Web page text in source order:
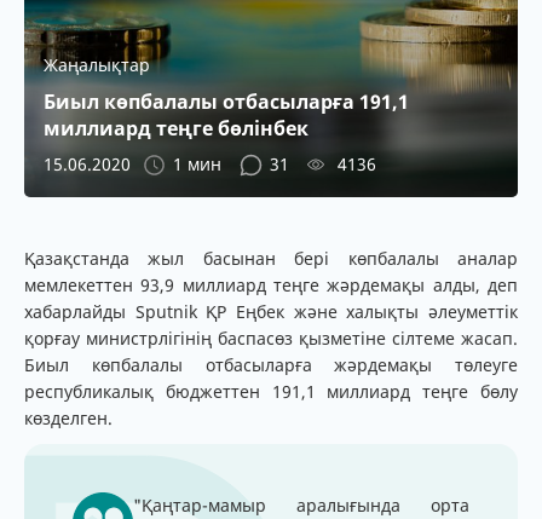
Жаңалықтар
Биыл көпбалалы отбасыларға 191,1
миллиард теңге бөлінбек
15.06.2020 1 мин 31 4136
Қазақстанда жыл басынан бері көпбалалы аналар
мемлекеттен 93,9 миллиард теңге жәрдемақы алды, деп
хабарлайды Sputnik ҚР Еңбек және халықты әлеуметтік
қорғау министрлігінің баспасөз қызметіне сілтеме жасап.
Биыл көпбалалы отбасыларға жәрдемақы төлеуге
республикалық бюджеттен 191,1 миллиард теңге бөлу
көзделген.
"Қаңтар-мамыр аралығында орта